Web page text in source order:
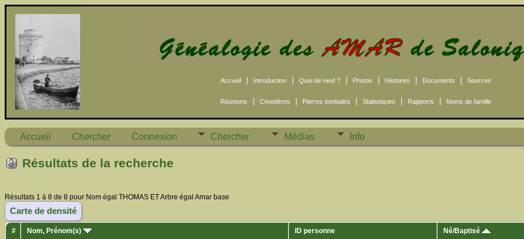
Accueil Introduction Quoi de neuf ? Photos Histoires Documents Sources
Réunions Cimetières Pierres tombales Statistiques Rapports Noms de famille
Accueil Chercher Connexion Chercher Médias Info
Résultats de la recherche
Résultats 1 à 8 de 8 pour Nom égal THOMAS ET Arbre égal Amar base
Carte de densité
# Nom, Prénom(s) ID personne Né/Baptisé